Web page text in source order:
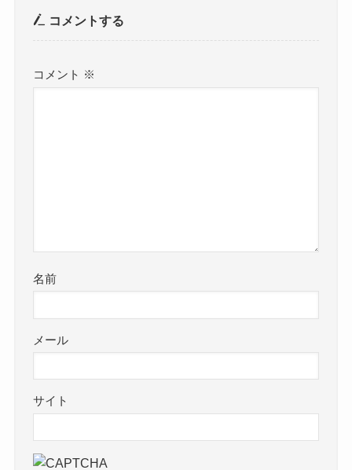
コメントする
コメント ※
名前
メール
サイト